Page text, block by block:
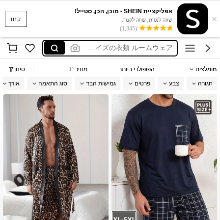
קחו ×
אפליקציית SHEIN - מוכן, הכן, סטייל!
שווה לנסות, שווה לקנות
(1,345)
בגד ים
conjunto lupo plus size
apple body
conjunto lupo plus size
מומלצים הפופולרי ביותר מחיר סינון
חגורה צבע פרטים גמישות הבד סוג התאמה אורך